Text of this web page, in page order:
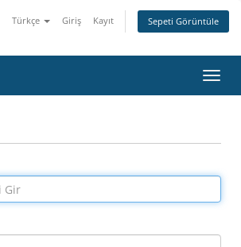
Türkçe Giriş Kayıt Sepeti Görüntüle